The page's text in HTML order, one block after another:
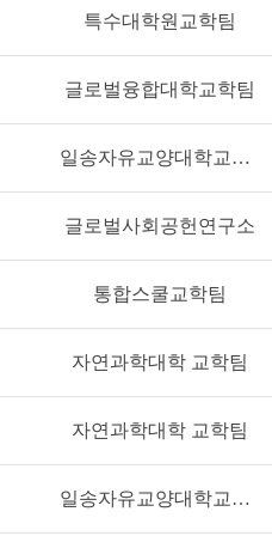
특수대학원교학팀
글로벌융합대학교학팀
일송자유교양대학교학팀
글로벌사회공헌연구소
통합스쿨교학팀
자연과학대학 교학팀
자연과학대학 교학팀
일송자유교양대학교학팀